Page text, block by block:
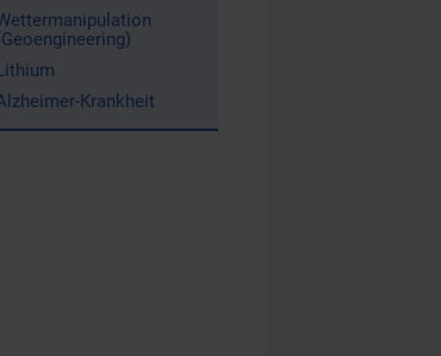
Krankheit